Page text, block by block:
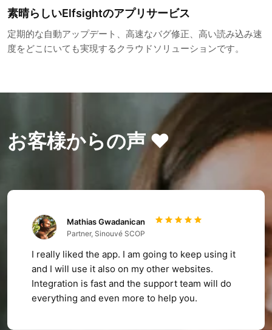
素晴らしいElfsightのアプリサービス
定期的な自動アップデート、高速なバグ修正、高い読み込み速
度をどこにいても実現するクラウドソリューションです。
お客様からの声 ❤️
Mathias Gwadanican
Partner, Sinouvé SCOP
I really liked the app. I am going to keep using it
and I will use it also on my other websites.
Integration is fast and the support team will do
everything and even more to help you.